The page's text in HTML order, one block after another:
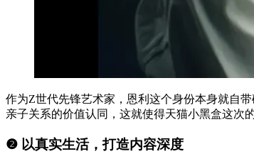
作为Z世代先锋艺术家，恩利这个身份本身就自
亲子关系的价值认同，这就使得天猫小黑盒这次
❷ 以真实生活，打造内容深度